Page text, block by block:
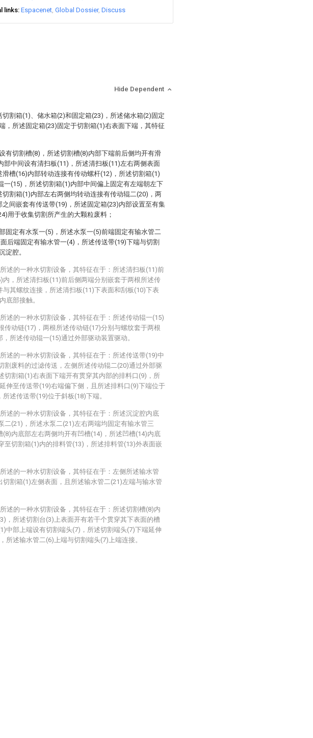
links Espacenet Global Dossier Discuss
Hide Dependent
切割箱(1)、储水箱(2)和固定箱(23)，所述储水箱(2)固定
，所述固定箱(23)固定于切割箱(1)右表面下端，其特征
有切割槽(8)，所述切割槽(8)内部下端前后侧均开有滑
部中间设有清扫板(11)，所述清扫板(11)左右两侧表面
槽(16)内部转动连接有传动螺杆(12)，所述切割箱(1)
一(15)，所述切割箱(1)内部中间偏上固定有左端朝左下
割箱(1)内部左右两侧均转动连接有传动辊二(20)，两
间嵌套有传送带(19)，所述固定箱(23)内部设置至有集
用于收集切割所产生的大颗粒废料；
固定有水泵一(5)，所述水泵一(5)前端固定有输水管二
后端固定有输水管一(4)，所述传送带(19)下端与切割
淀腔。
述的一种水切割设备，其特征在于：所述清扫板(11)前
内，所述清扫板(11)前后侧两端分别嵌套于两根所述传
与其螺纹连接，所述清扫板(11)下表面和刮板(10)下表
底部接触。
述的一种水切割设备，其特征在于：所述传动辊一(15)
传动链(17)，两根所述传动链(17)分别与螺纹套于两根
所述传动辊一(15)通过外部驱动装置驱动。
述的一种水切割设备，其特征在于：所述传送带(19)中
割废料的过滤传送，左侧所述传动辊二(20)通过外部驱
切割箱(1)右表面下端开有贯穿其内部的排料口(9)，所
伸至传送带(19)右端偏下侧，且所述排料口(9)下端位于
所述传送带(19)位于斜板(18)下端。
述的一种水切割设备，其特征在于：所述沉淀腔内底
二(21)，所述水泵二(21)左右两端均固定有输水管三
(8)内底部左右两侧均开有凹槽(14)，所述凹槽(14)内底
至切割箱(1)内的排料管(13)，所述排料管(13)外表面嵌
述的一种水切割设备，其特征在于：左侧所述输水管
切割箱(1)左侧表面，且所述输水管二(21)左端与输水管
述的一种水切割设备，其特征在于：所述切割槽(8)内
，所述切割台(3)上表面开有若干个贯穿其下表面的槽
中部上端设有切割端头(7)，所述切割端头(7)下端延伸
所述输水管二(6)上端与切割端头(7)上端连接。